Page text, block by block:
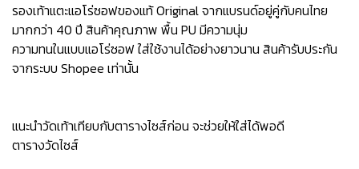
รองเท้าแตะแอโร่ซอฟของแท้ Original จากแบรนด์อยู่คู่กับคนไทย
มากกว่า 40 ปี สินค้าคุณภาพ พื้น PU มีความนุ่ม
ความทนในแบบแอโร่ซอฟ ใส่ใช้งานได้อย่างยาวนาน สินค้ารับประกัน
จากระบบ Shopee เท่านั้น
แนะนำวัดเท้าเทียบกับตารางไซส์ก่อน จะช่วยให้ใส่ได้พอดี
ตารางวัดไซส์